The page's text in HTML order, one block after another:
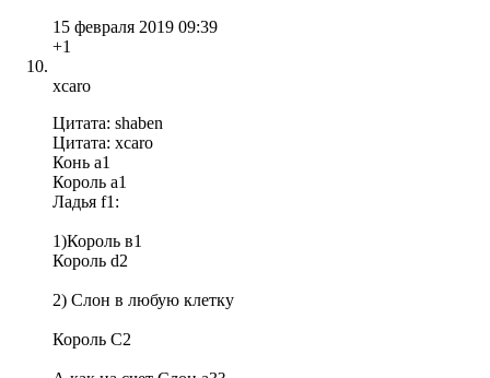
15 февраля 2019 09:39
+1
xcaro
Цитата: shaben
Цитата: xcaro
Конь а1
Король a1
Ладья f1:
1)Король в1
Король d2
2) Слон в любую клетку
Король С2